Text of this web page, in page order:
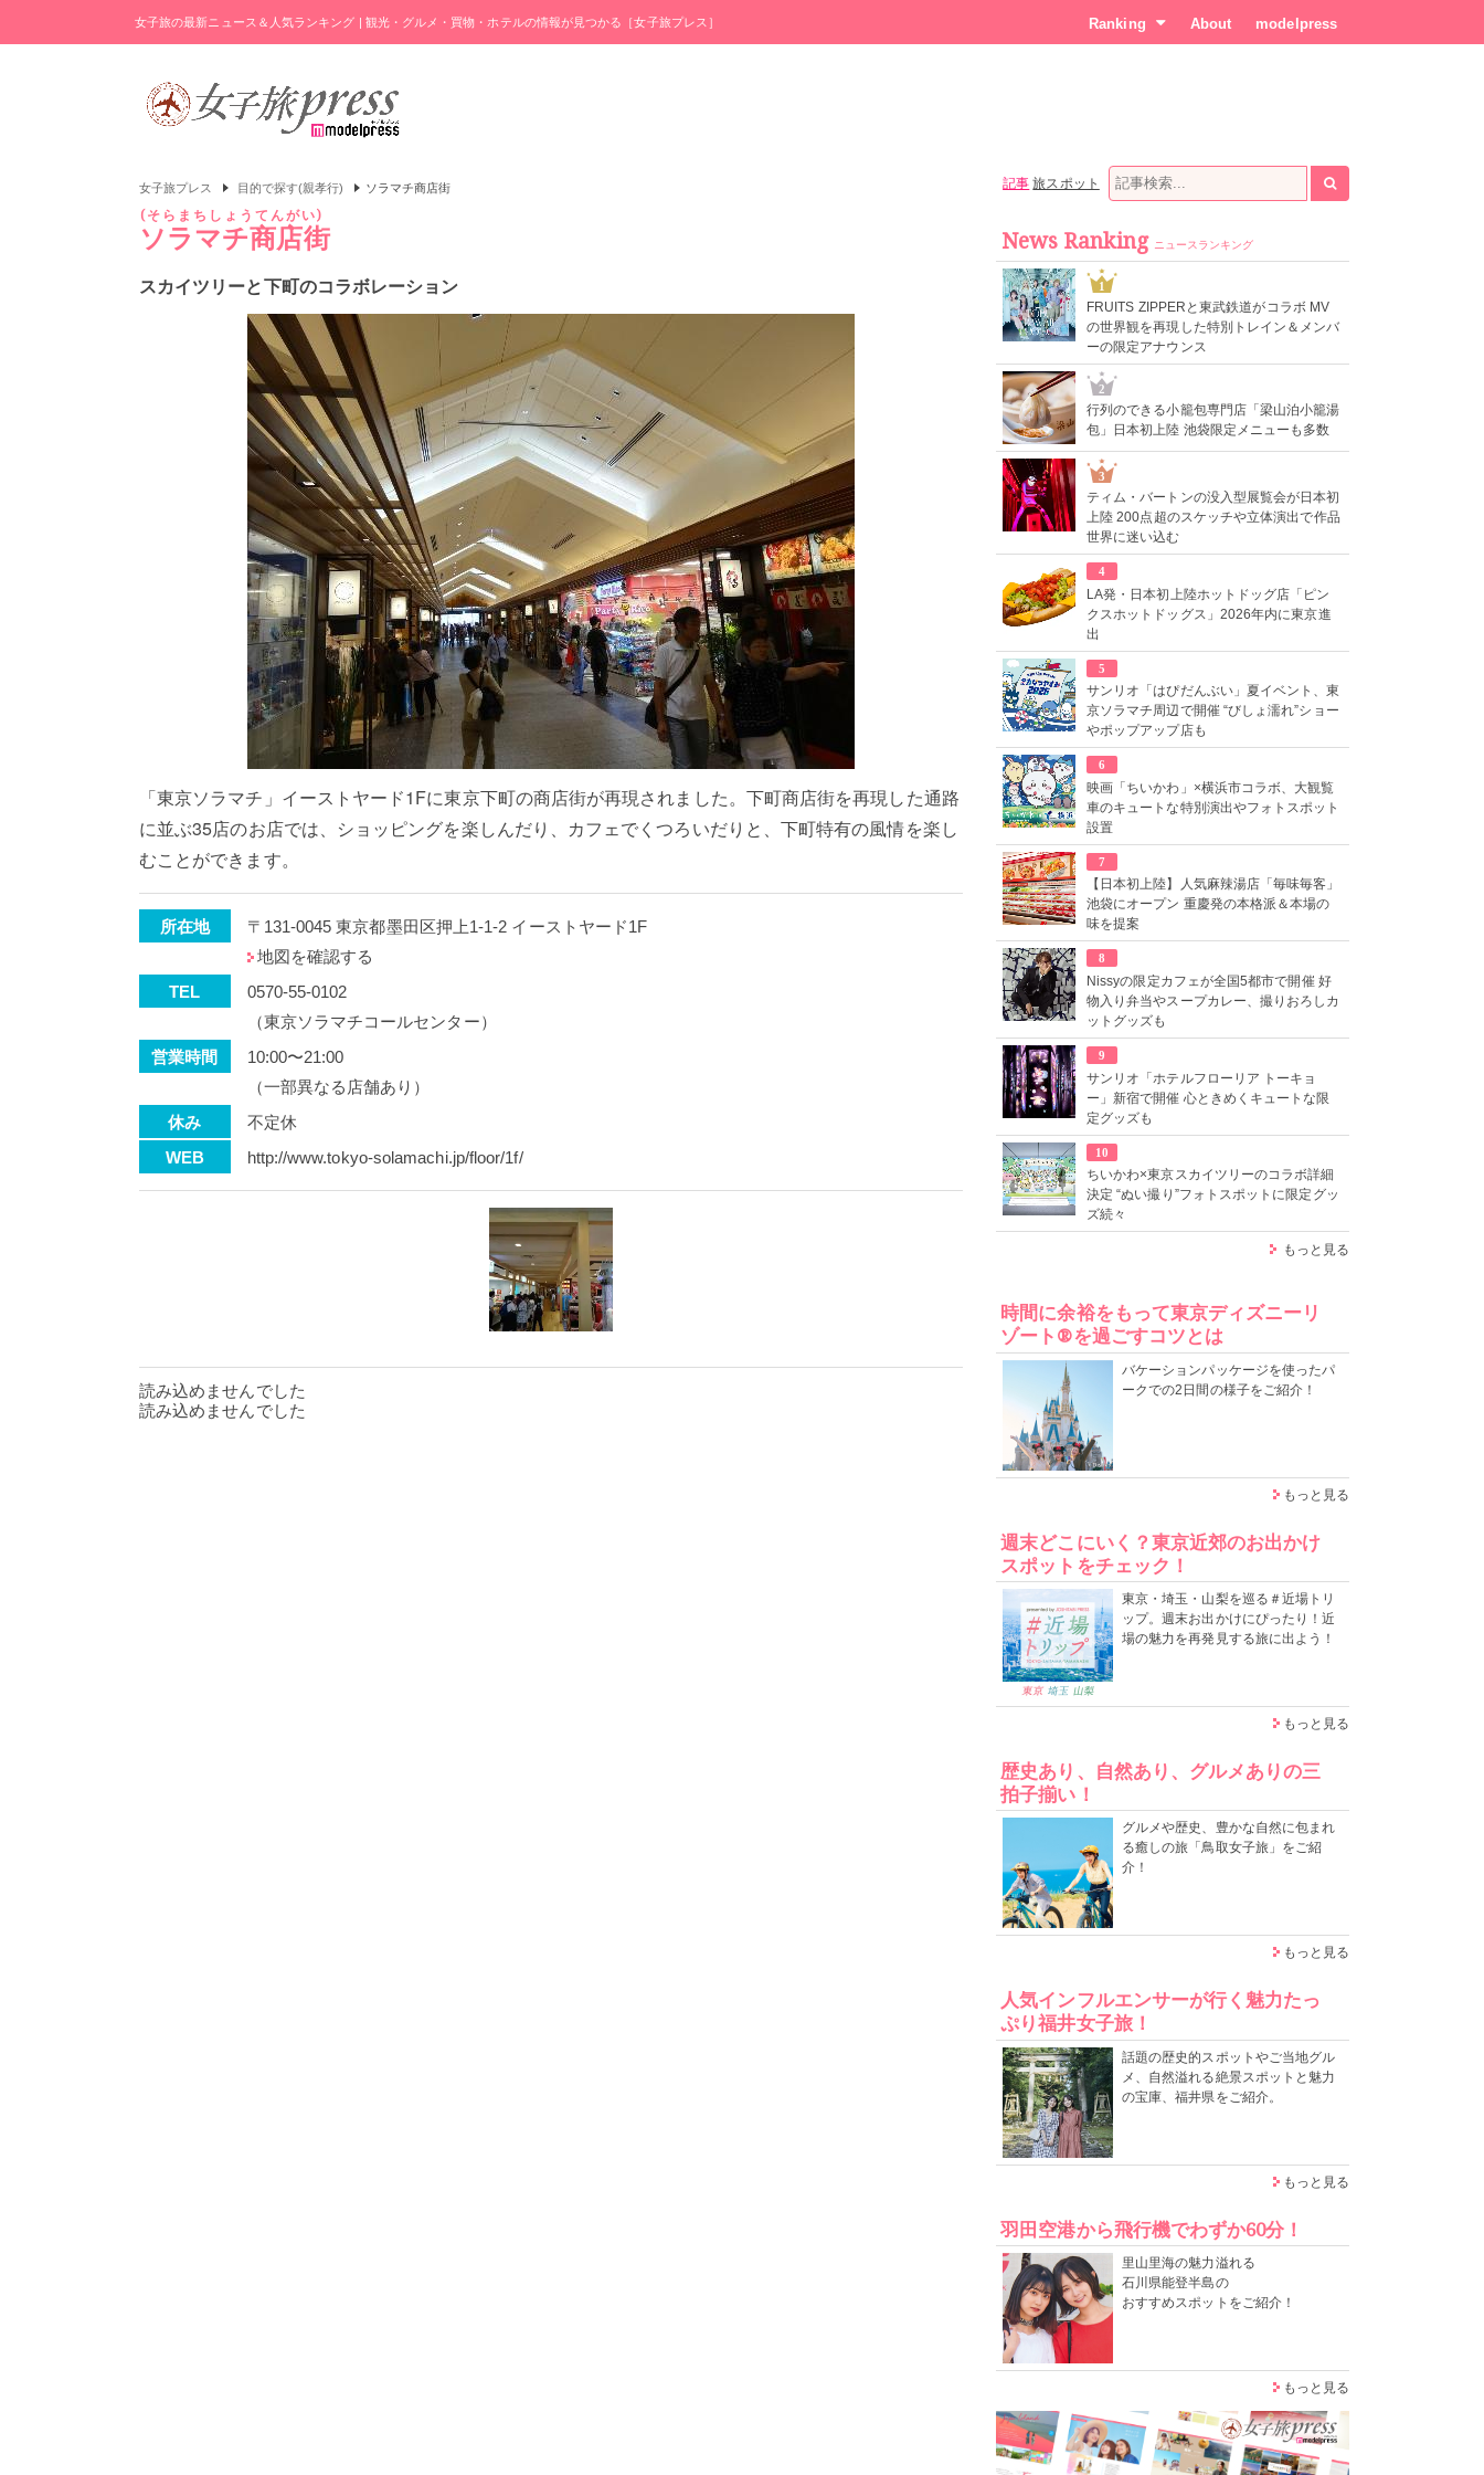
女子旅の最新ニュース＆人気ランキング | 観光・グルメ・買物・ホテルの情報が見つかる［女子旅プレス］ Ranking About modelpress
女子旅プレス 目的で探す(親孝行) ソラマチ商店街
ソラマチ商店街
そらまちしょうてんがい
スカイツリーと下町のコラボレーション
「東京ソラマチ」イーストヤード1Fに東京下町の商店街が再現されました。下町商店街を再現した通路
に並ぶ35店のお店では、ショッピングを楽しんだり、カフェでくつろいだりと、下町特有の風情を楽し
むことができます。
所在地
〒131-0045 東京都墨田区押上1-1-2 イーストヤード1F
地図を確認する
TEL
0570-55-0102
（東京ソラマチコールセンター）
営業時間
10:00〜21:00
（一部異なる店舗あり）
休み
不定休
WEB
http://www.tokyo-solamachi.jp/floor/1f/
読み込めませんでした
読み込めませんでした
記事 旅スポット
News Ranking ニュースランキング
1
FRUITS ZIPPERと東武鉄道がコラボ MV
の世界観を再現した特別トレイン＆メンバ
ーの限定アナウンス
2
行列のできる小籠包専門店「梁山泊小籠湯
包」日本初上陸 池袋限定メニューも多数
3
ティム・バートンの没入型展覧会が日本初
上陸 200点超のスケッチや立体演出で作品
世界に迷い込む
4
LA発・日本初上陸ホットドッグ店「ピン
クスホットドッグス」2026年内に東京進
出
5
サンリオ「はぴだんぶい」夏イベント、東
京ソラマチ周辺で開催 “びしょ濡れ”ショー
やポップアップ店も
6
映画「ちいかわ」×横浜市コラボ、大観覧
車のキュートな特別演出やフォトスポット
設置
7
【日本初上陸】人気麻辣湯店「毎味毎客」
池袋にオープン 重慶発の本格派＆本場の
味を提案
8
Nissyの限定カフェが全国5都市で開催 好
物入り弁当やスープカレー、撮りおろしカ
ットグッズも
9
サンリオ「ホテルフローリア トーキョ
ー」新宿で開催 心ときめくキュートな限
定グッズも
10
ちいかわ×東京スカイツリーのコラボ詳細
決定 “ぬい撮り”フォトスポットに限定グッ
ズ続々
もっと見る
時間に余裕をもって東京ディズニーリ
ゾート®を過ごすコツとは
バケーションパッケージを使ったパ
ークでの2日間の様子をご紹介！
もっと見る
週末どこにいく？東京近郊のお出かけ
スポットをチェック！
東京・埼玉・山梨を巡る＃近場トリ
ップ。週末お出かけにぴったり！近
場の魅力を再発見する旅に出よう！
もっと見る
歴史あり、自然あり、グルメありの三
拍子揃い！
グルメや歴史、豊かな自然に包まれ
る癒しの旅「鳥取女子旅」をご紹
介！
もっと見る
人気インフルエンサーが行く魅力たっ
ぷり福井女子旅！
話題の歴史的スポットやご当地グル
メ、自然溢れる絶景スポットと魅力
の宝庫、福井県をご紹介。
もっと見る
羽田空港から飛行機でわずか60分！
里山里海の魅力溢れる
石川県能登半島の
おすすめスポットをご紹介！
もっと見る